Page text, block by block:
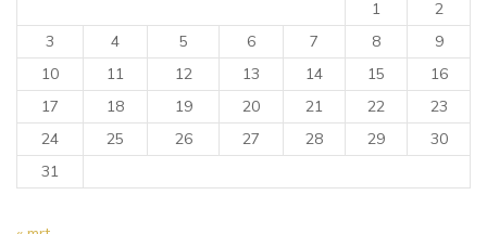
1
2
3
4 5 6 7 8
9
10
11 12 13 14 15
16
17
18 19 20 21 22
23
24
25 26 27 28 29
30
31